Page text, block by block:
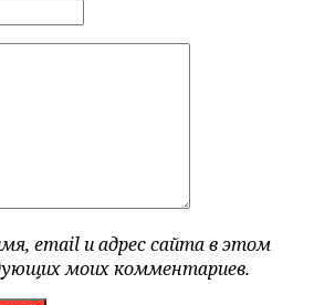
email и адрес сайта в этом
моих комментариев.